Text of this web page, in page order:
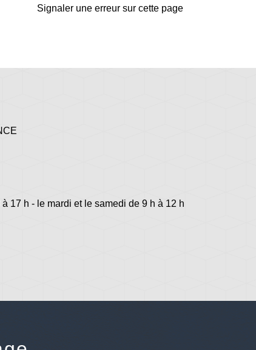
Signaler une erreur sur cette page
17 h - le mardi et le samedi de 9 h à 12 h